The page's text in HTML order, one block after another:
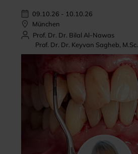
09.10.26 - 10.10.26
München
Prof. Dr. Dr. Bilal Al-Nawas
Prof. Dr. Dr. Keyvan Sagheb, M.Sc.